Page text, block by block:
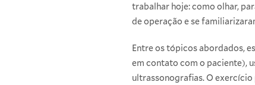
trabalhar hoje: como olhar,
de operação e se
Entre os tópicos abordados,
em contato com o paciente),
ultrassonografias. O